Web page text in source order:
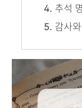
추석
감사